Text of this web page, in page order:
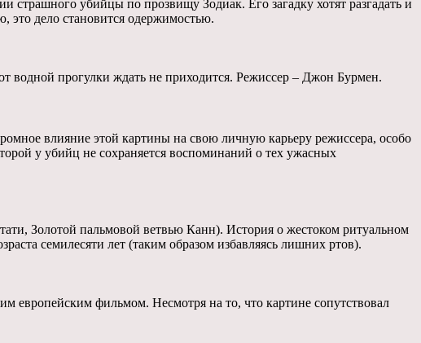
убийцы по прозвищу Зодиак. Его загадку хотят разгадать и
это дело становится одержимостью.
водной прогулки ждать не приходится. Режиссер – Джон Бурмен.
влияние этой картины на свою личную карьеру режиссера, особо
у убийц не сохраняется воспоминаний о тех ужасных
Золотой пальмовой ветвью Канн). История о жестоком ритуальном
семилесяти лет (таким образом избавляясь лишних ртов).
фильмом. Несмотря на то, что картине сопутствовал